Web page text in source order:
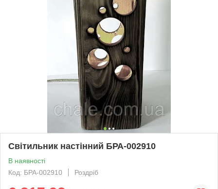
Світильник настінний БРА-002910
В наявності
Код: БРА-002910
Роздріб